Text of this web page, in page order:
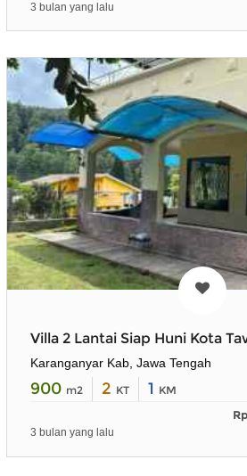
3 bulan yang lalu
Villa 2 Lantai Siap Huni Kota
Karanganyar Kab, Jawa Tengah
900 m2 2 KT 1 KM
Rp
3 bulan yang lalu